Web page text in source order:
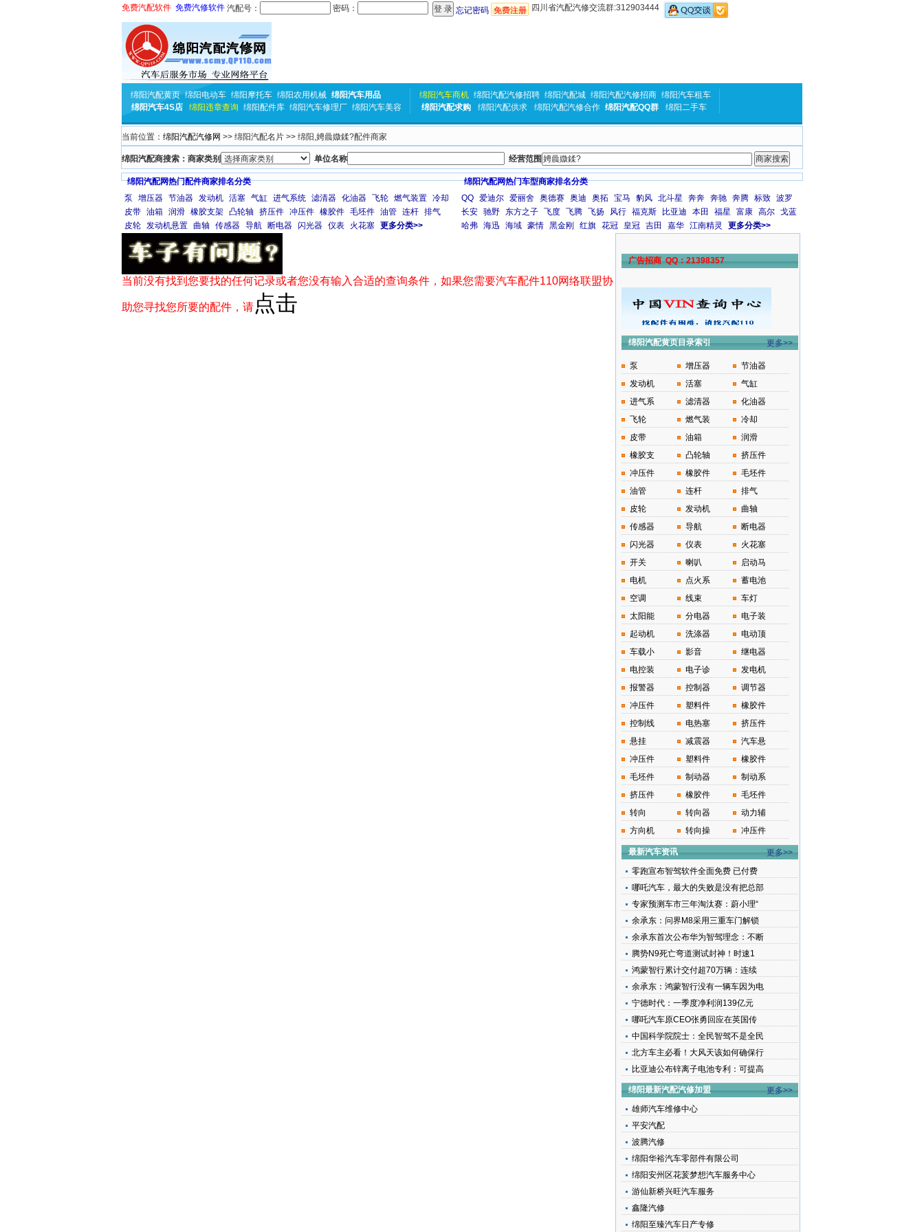
免费汽配软件 免费汽修软件 汽配号： 密码： 忘记密码 免费注册 四川省汽配汽修交流群:312903444
绵阳汽配黄页 绵阳电动车 绵阳摩托车 绵阳农用机械 绵阳汽车用品
绵阳汽车4S店
绵阳违章查询 绵阳配件库 绵阳汽车修理厂 绵阳汽车美容
绵阳汽车商机 绵阳汽配汽修招聘 绵阳汽配城 绵阳汽配汽修招商 绵阳汽车租车
绵阳汽配求购
绵阳汽配供求 绵阳汽配汽修合作 绵阳汽配QQ群 绵阳二手车
当前位置： 绵阳汽配汽修网 >> 绵阳汽配名片 >> 绵阳,娉曟媺鍒?配件商家
绵阳汽配商搜索：商家类别 单位名称 经营范围
绵阳汽配网热门配件商家排名分类
泵
增压器 节油器 发动机 活塞 气缸 进气系统 滤清器 化油器 飞轮 燃气装置 冷却
皮带 油箱 润滑 橡胶支架 凸轮轴 挤压件 冲压件 橡胶件 毛坯件 油管 连杆 排气
皮轮 发动机悬置 曲轴 传感器 导航 断电器 闪光器 仪表 火花塞 更多分类>>
绵阳汽配网热门车型商家排名分类
QQ 爱迪尔 爱丽舍 奥德赛 奥迪 奥拓 宝马 豹风 北斗星 奔奔 奔驰 奔腾 标致 波罗
长安 驰野 东方之子 飞度 飞腾 飞扬 风行 福克斯 比亚迪 本田 福星 富康 高尔 戈蓝
哈弗 海迅 海域 豪情 黑金刚 红旗 花冠 皇冠 吉田 嘉华 江南精灵 更多分类>>
当前没有找到您要找的任何记录或者您没有输入合适的查询条件，如果您需要汽车配件110网络联盟协
助您寻找您所要的配件，请 点击
广告招商 QQ：21398357
绵阳汽配黄页目录索引 更多>>
泵 增压器
节油器
发动机
活塞
气缸
进气系
滤清器
化油器
飞轮
燃气装
冷却
皮带
油箱
润滑
橡胶支
凸轮轴
挤压件
冲压件
橡胶件
毛坯件
油管
连杆
排气
皮轮
发动机
曲轴
传感器
导航
断电器
闪光器
仪表
火花塞
开关
喇叭
启动马
电机
点火系
蓄电池
空调
线束
车灯
太阳能
分电器
电子装
起动机
洗涤器
电动顶
车载小
影音
继电器
电控装
电子诊
发电机
报警器
控制器
调节器
冲压件
塑料件
橡胶件
控制线
电热塞
挤压件
悬挂
减震器
汽车悬
冲压件
塑料件
橡胶件
毛坯件
制动器
制动系
挤压件
橡胶件
毛坯件
转向
转向器
动力辅
方向机
转向操 冲压件
最新汽车资讯
更多>>
零跑宣布智驾软件全面免费 已付费
哪吒汽车，最大的失败是没有把总部
专家预测车市三年淘汰赛：蔚小理“
余承东：问界M8采用三重车门解锁
余承东首次公布华为智驾理念：不断
腾势N9死亡弯道测试封神！时速1
鸿蒙智行累计交付超70万辆：连续
余承东：鸿蒙智行没有一辆车因为电
宁德时代：一季度净利润139亿元
哪吒汽车原CEO张勇回应在英国传
中国科学院院士：全民智驾不是全民
北方车主必看！大风天该如何确保行
比亚迪公布锌离子电池专利：可提高
绵阳最新汽配汽修加盟
更多>>
雄师汽车维修中心
平安汽配
波腾汽修
绵阳华裕汽车零部件有限公司
绵阳安州区花荄梦想汽车服务中心
游仙新桥兴旺汽车服务
鑫隆汽修
绵阳至臻汽车日产专修